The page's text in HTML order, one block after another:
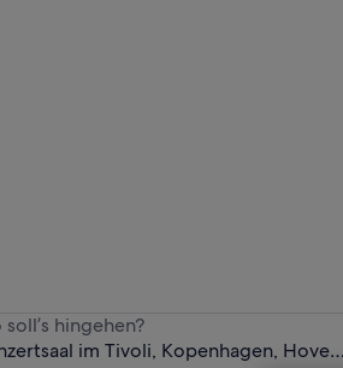
soll’s hingehen?